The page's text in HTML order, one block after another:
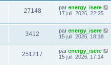
27148 par energy_isere
17 juil. 2026, 22:25
3412 par energy_isere
15 juil. 2026, 18:18
251217 par energy_isere
15 juil. 2026, 17:14